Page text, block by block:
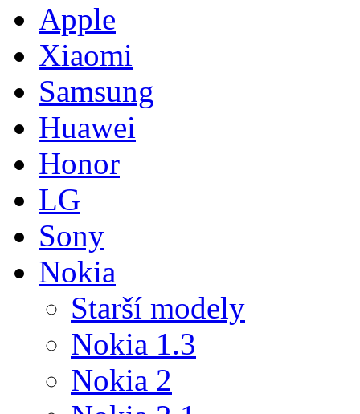
Apple
Xiaomi
Samsung
Huawei
Honor
LG
Sony
Nokia
Starší modely
Nokia 1.3
Nokia 2